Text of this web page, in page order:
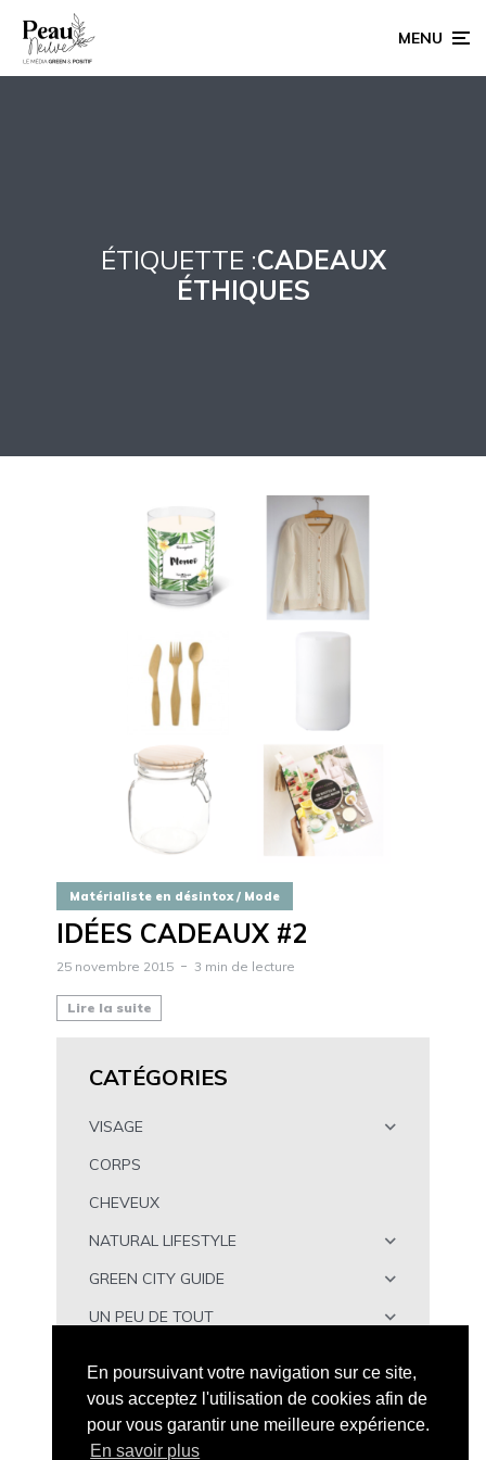
MENU
ÉTIQUETTE :CADEAUX
ÉTHIQUES
Matérialiste en désintox / Mode
IDÉES CADEAUX #2
25 novembre 2015 3 min de lecture
Lire la suite
CATÉGORIES
VISAGE
CORPS
CHEVEUX
NATURAL LIFESTYLE
GREEN CITY GUIDE
UN PEU DE TOUT
En poursuivant votre navigation sur ce site,
vous acceptez l'utilisation de cookies afin de
pour vous garantir une meilleure expérience.
En savoir plus